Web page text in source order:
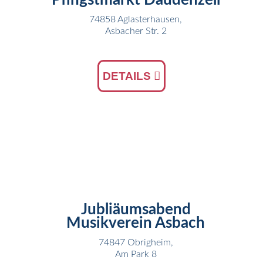
74858 Aglasterhausen,
Asbacher Str. 2
DETAILS
Jubliäumsabend
Musikverein Asbach
74847 Obrigheim,
Am Park 8